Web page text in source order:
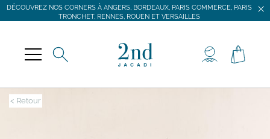
DÉCOUVREZ NOS CORNERS À ANGERS, BORDEAUX, PARIS COMMERCE, PARIS
TRONCHET, RENNES, ROUEN ET VERSAILLES
DÉCOUVREZ NOS CORNERS À ANGERS, BORDEAUX, PARIS COMMERCE, PARIS
TRONCHET, RENNES, ROUEN ET VERSAILLES
< Retour